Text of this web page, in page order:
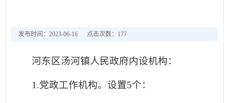
发布时间：2023-06-16 点击次数： 177
河东区汤河镇人民政府内设机构：
1.党政工作机构。设置5个：